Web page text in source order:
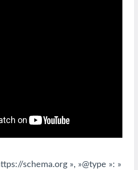
schema.org », »@type »: »